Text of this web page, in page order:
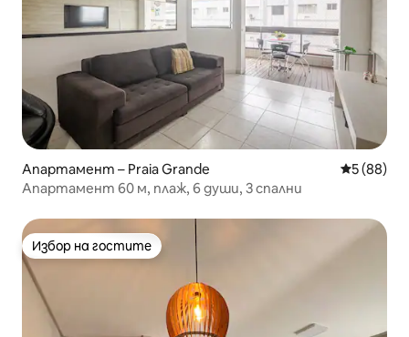
Апартамент – Praia Grande Средна
5 (88)
Апартамент 60 м, плаж, 6 души, 3 спални
Избор на гостите
Избор на гостите